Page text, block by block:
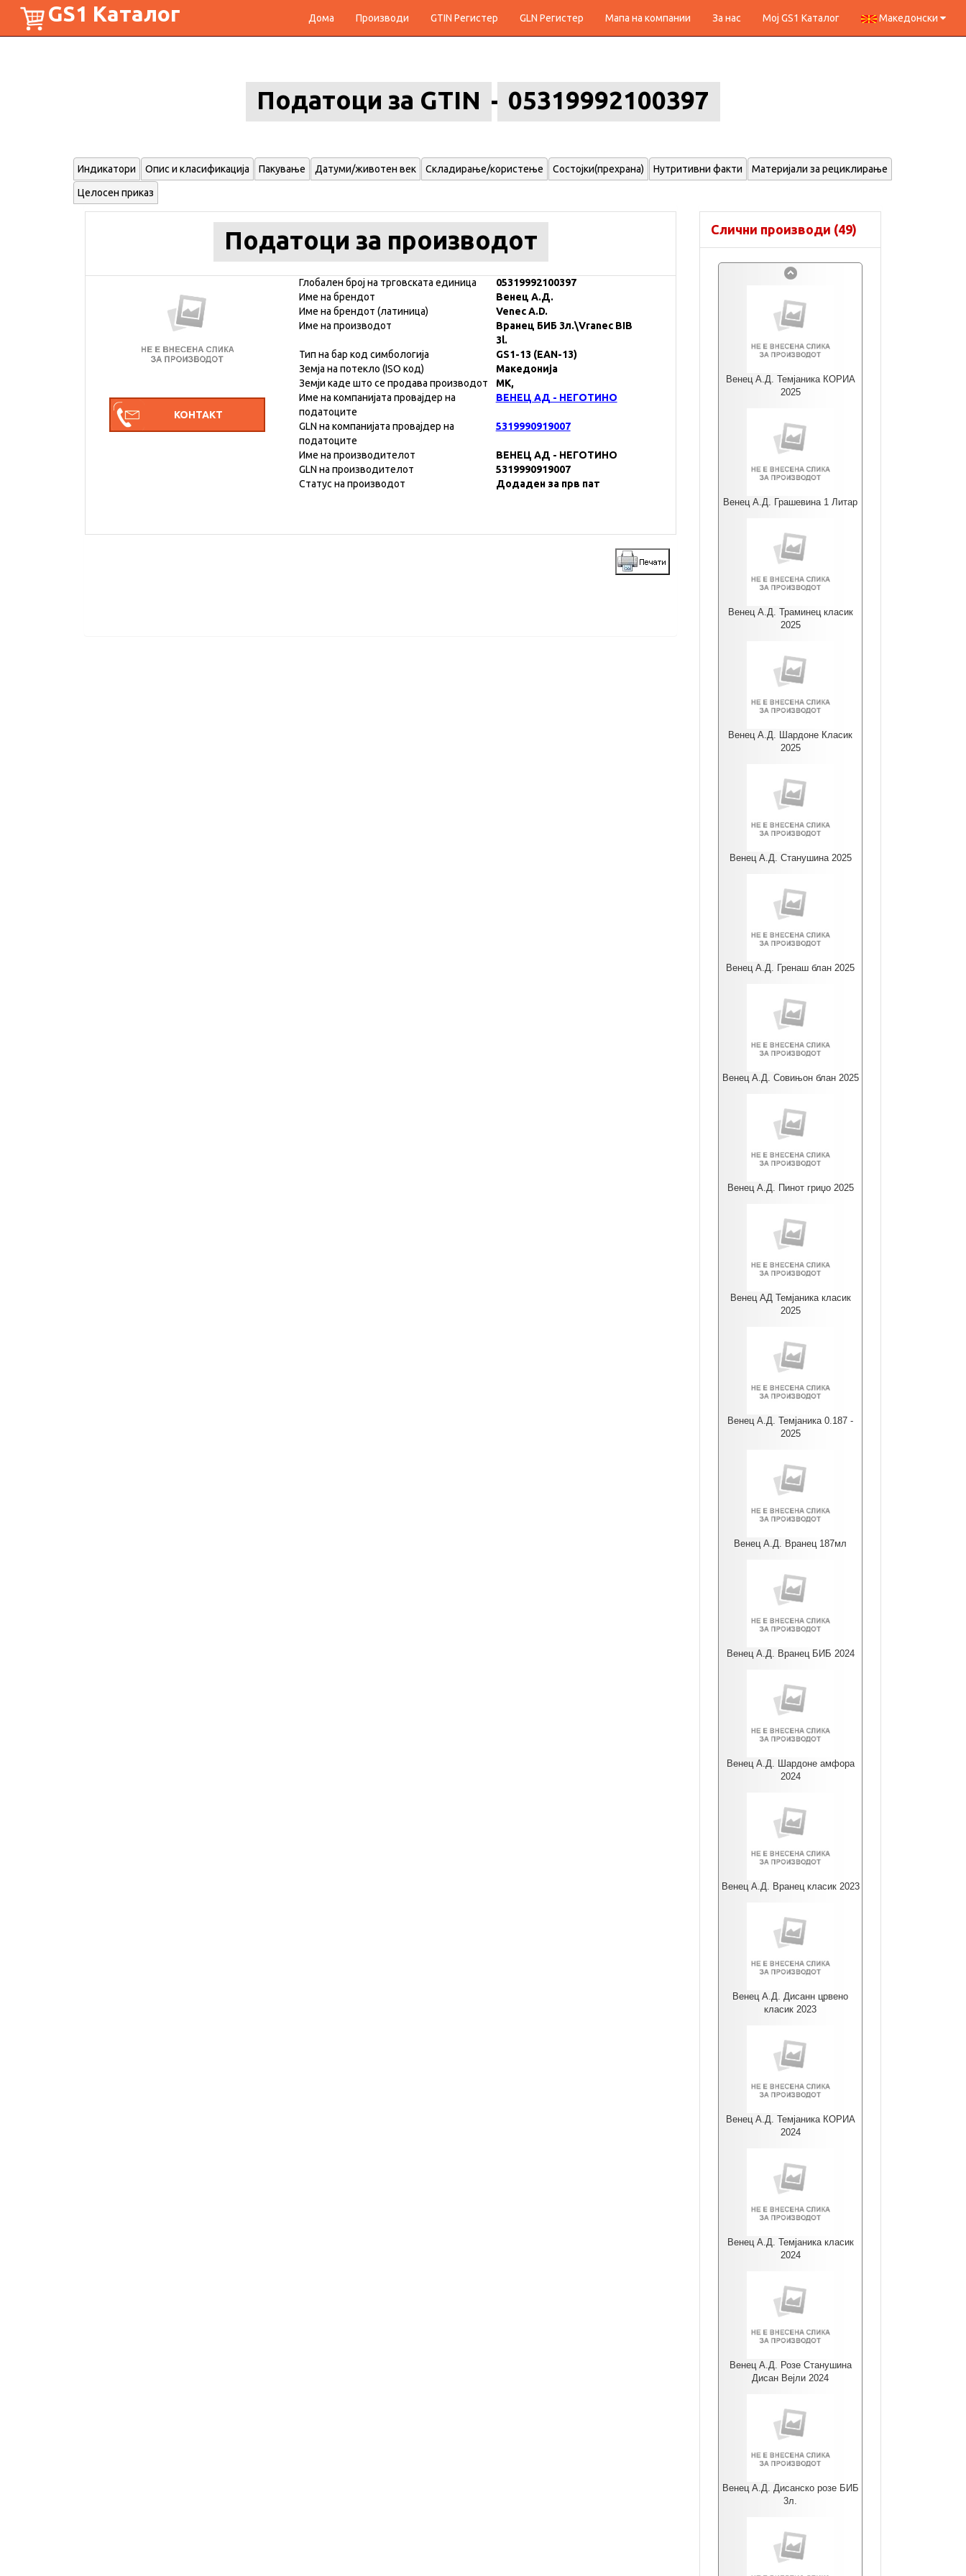
GS1 Каталог Дома Производи GTIN Регистер GLN Регистер Мапа на компании За нас Мој GS1 Каталог Македонски
Податоци за GTIN 05319992100397
Индикатори Опис и класификација Пакување Датуми/животен век Складирање/користење Состојки(прехрана) Нутритивни факти Материјали за рециклирање
Целосен приказ
Податоци за производот
Глобален број на трговската единица
05319992100397
Име на брендот
Венец А.Д.
Име на брендот (латиница)
Venec A.D.
Име на производот
Вранец БИБ 3л.\Vranec BIB
3l.
Тип на бар код симбологија
GS1-13 (EAN-13)
Земја на потекло (ISO код)
Македонија
Земји каде што се продава производот
MK,
Име на компанијата провајдер на
податоците
ВЕНЕЦ АД - НЕГОТИНО
GLN на компанијата провајдер на
податоците
5319990919007
Име на производителот
ВЕНЕЦ АД - НЕГОТИНО
GLN на производителот
5319990919007
Статус на производот
Додаден за прв пат
Слични производи (49)
Венец А.Д. Темјаника КОРИА
2025
Венец А.Д. Грашевина 1 Литар
Венец А.Д. Траминец класик
2025
Венец А.Д. Шардоне Класик
2025
Венец А.Д. Станушина 2025
Венец А.Д. Гренаш блан 2025
Венец А.Д. Совињон блан 2025
Венец А.Д. Пинот гриџо 2025
Венец АД Темјаника класик
2025
Венец А.Д. Темјаника 0.187 -
2025
Венец А.Д. Вранец 187мл
Венец А.Д. Вранец БИБ 2024
Венец А.Д. Шардоне амфора
2024
Венец А.Д. Вранец класик 2023
Венец А.Д. Дисанн црвено
класик 2023
Венец А.Д. Темјаника КОРИА
2024
Венец А.Д. Темјаника класик
2024
Венец А.Д. Розе Станушина
Дисан Вејли 2024
Венец А.Д. Дисанско розе БИБ
3л.